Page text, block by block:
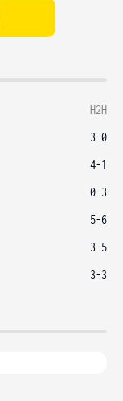
H2H
3-0
4-1
0-3
5-6
3-5
3-3